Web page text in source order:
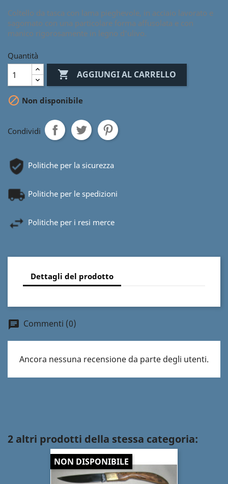
Coltello da tasca con lama pieghevole, in acciaio lavorato e
sagomato con una particolare forma affusolata e con
manico rigorosamente in legno d'ulivo.
Quantità
 AGGIUNGI AL CARRELLO
 Non disponibile
Condividi
Politiche per la sicurezza
Politiche per le spedizioni
Politiche per i resi merce
Dettagli del prodotto
chat Commenti (0)
Ancora nessuna recensione da parte degli utenti.
2 altri prodotti della stessa categoria:
NON DISPONIBILE